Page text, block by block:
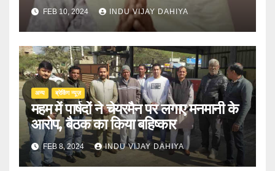
FEB 10, 2024 INDU VIJAY DAHIYA
अन्य ब्रेकिंग न्यूज़
महम में पार्षदों ने चेयरमैन पर लगाए मनमानी के
आरोप, बैठक का किया बहिष्कार
FEB 8, 2024 INDU VIJAY DAHIYA